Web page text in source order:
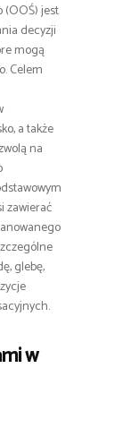
(OOŚ) jest
decyzji
mogą
Celem
a także
na
zawierać
glebę,
w